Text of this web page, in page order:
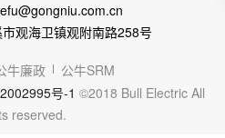
观海卫镇观附南路258号
牛廉政
公牛SRM
号-1 ©2018 Bull Electric All
reserved.